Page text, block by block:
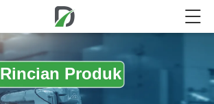
Rincian Produk